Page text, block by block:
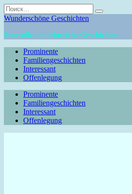
Перейти
к
Search
for:
Wunderschöne Geschichten
Sinnvolle und lehrreiche Geschichten
Prominente
Familiengeschichten
Interessant
Offenlegung
Prominente
Familiengeschichten
Interessant
Offenlegung